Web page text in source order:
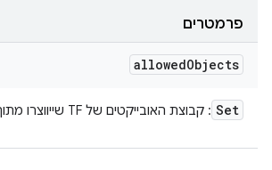
פרמטרים
allowedObjects
Set : קבוצת האובייקטים של TF שייווצרו מתוך ההגדרה המלאה